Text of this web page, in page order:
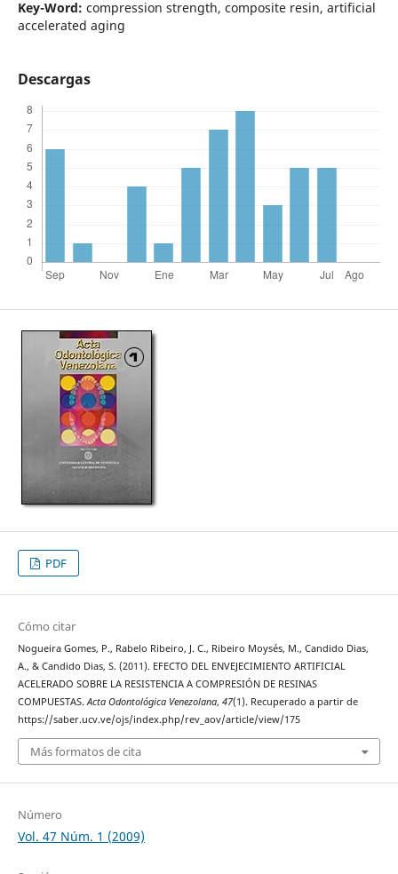
Key-Word: compression strength, composite resin, artificial
accelerated aging
Descargas
PDF
Cómo citar
Nogueira Gomes, P., Rabelo Ribeiro, J. C., Ribeiro Moysés, M., Candido Dias,
A., & Candido Dias, S. (2011). EFECTO DEL ENVEJECIMIENTO ARTIFICIAL
ACELERADO SOBRE LA RESISTENCIA A COMPRESIÓN DE RESINAS
COMPUESTAS.Acta Odontológica Venezolana, 47(1). Recuperado a partir de
https://saber.ucv.ve/ojs/index.php/rev_aov/article/view/175
Más formatos de cita
Número
Vol. 47 Núm. 1 (2009)